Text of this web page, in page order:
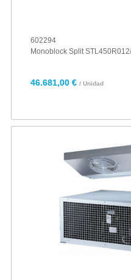
602294
Monoblock Split
46.681,00 € / Unidad